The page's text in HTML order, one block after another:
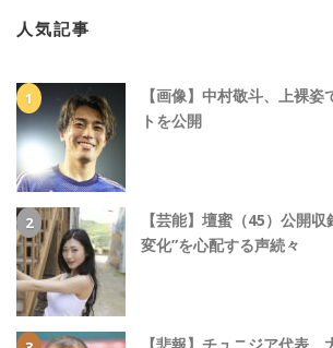
人気記事
【画像】中村敬斗、上裸
トを公開
【芸能】壇蜜（45）公開
変化”を心配する声続々